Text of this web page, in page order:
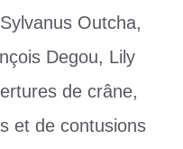
Outcha,
Degou, Lily
de crâne,
et de contusions